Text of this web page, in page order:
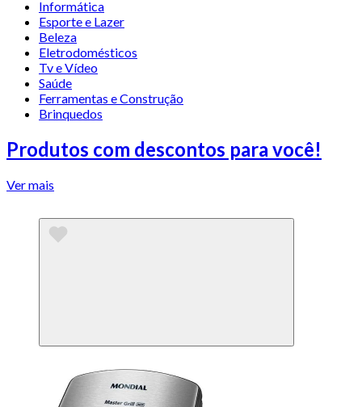
Informática
Esporte e Lazer
Beleza
Eletrodomésticos
Tv e Vídeo
Saúde
Ferramentas e Construção
Brinquedos
Produtos com descontos para você!
Ver mais